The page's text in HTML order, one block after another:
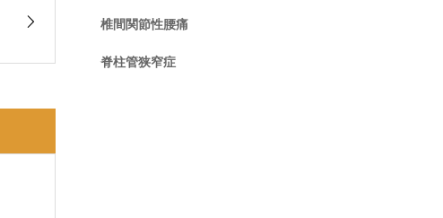
椎間関節性腰痛
脊柱管狭窄症